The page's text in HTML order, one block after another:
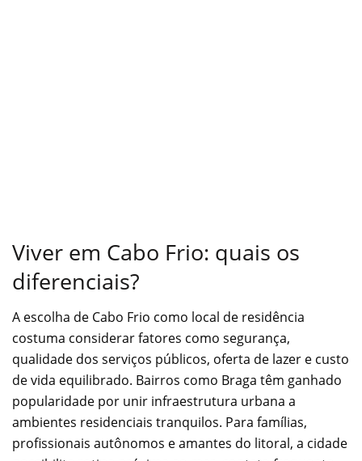
Viver em Cabo Frio: quais os
diferenciais?
A escolha de Cabo Frio como local de residência
costuma considerar fatores como segurança,
qualidade dos serviços públicos, oferta de lazer e custo
de vida equilibrado. Bairros como Braga têm ganhado
popularidade por unir infraestrutura urbana a
ambientes residenciais tranquilos. Para famílias,
profissionais autônomos e amantes do litoral, a cidade